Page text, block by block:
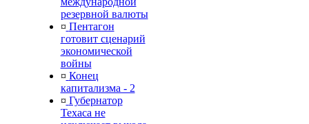
резервной валюты
¤ Пентагон
готовит сценарий
экономической
войны
¤ Конец
капитализма - 2
¤ Губернатор
Техаса не